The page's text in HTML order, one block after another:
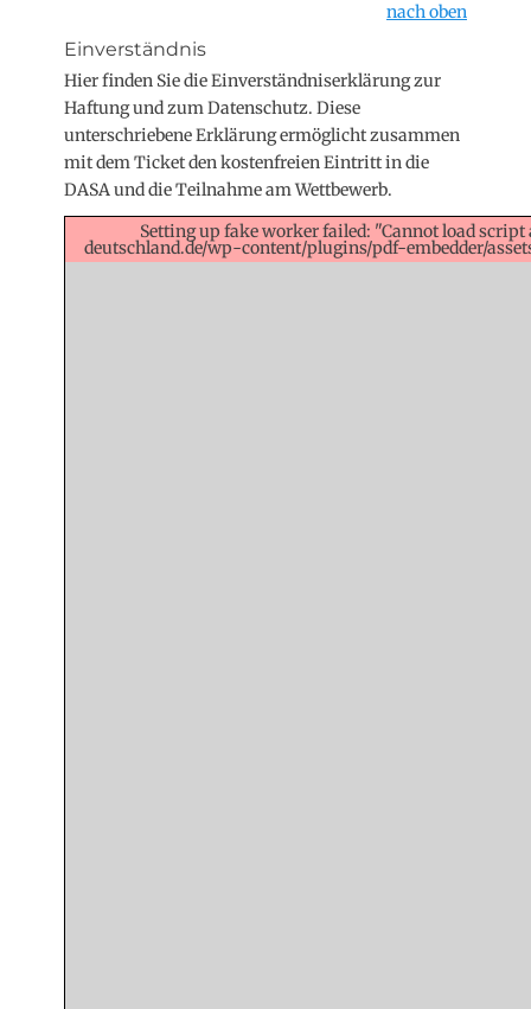
nach oben
Einverständnis
Hier finden Sie die Einverständniserklärung zur
Haftung und zum Datenschutz. Diese
unterschriebene Erklärung ermöglicht zusammen
mit dem Ticket den kostenfreien Eintritt in die
DASA und die Teilnahme am Wettbewerb.
Setting up fake worker failed: "Cannot load
deutschland.de/wp-content/plugins/pdf-embedder/